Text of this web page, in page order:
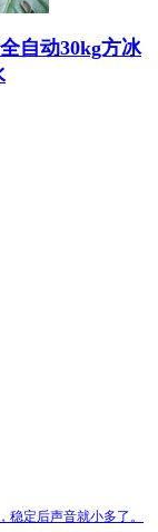
自动30kg方冰
定后声音就小多了。